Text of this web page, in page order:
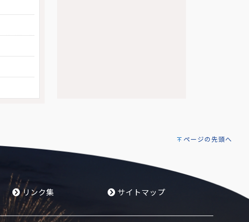
ページの先頭へ
リンク集 サイトマップ